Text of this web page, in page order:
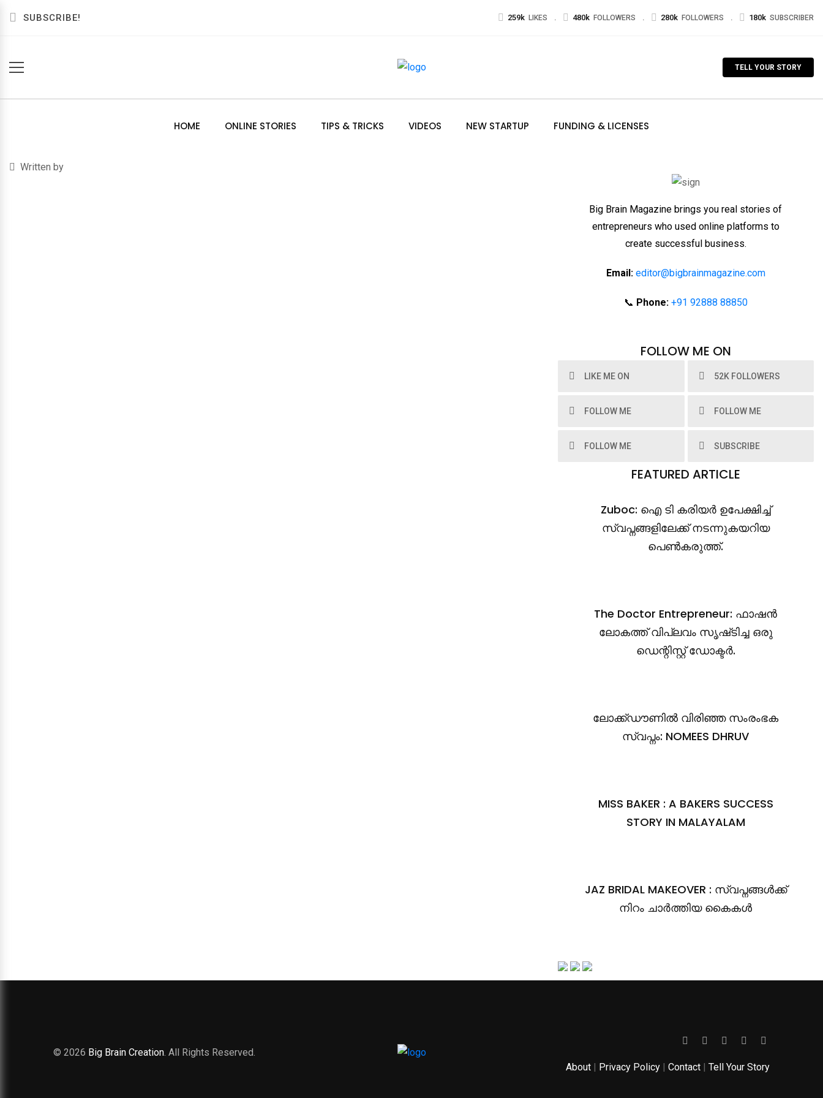
SUBSCRIBE! 259k LIKES 480k FOLLOWERS 280k FOLLOWERS 180k SUBSCRIBER
TELL YOUR STORY
HOME ONLINE STORIES TIPS & TRICKS VIDEOS NEW STARTUP FUNDING & LICENSES
Written by
Big Brain Magazine brings you real stories of
entrepreneurs who used online platforms to
create successful business.
Email: editor@bigbrainmagazine.com
📞 Phone: +91 92888 88850
FOLLOW ME ON
LIKE ME ON 52K FOLLOWERS
FOLLOW ME FOLLOW ME
FOLLOW ME SUBSCRIBE
FEATURED ARTICLE
Zuboc: ഐ ടി കരിയർ ഉപേക്ഷിച്ച്
സ്വപ്നങ്ങളിലേക്ക് നടന്നുകയറിയ
പെൺകരുത്ത്.
The Doctor Entrepreneur: ഫാഷൻ
ലോകത്ത് വിപ്ലവം സൃഷ്‌ടിച്ച ഒരു
ഡെന്റിസ്റ്റ് ഡോക്ടർ.
ലോക്ക്ഡൗണിൽ വിരിഞ്ഞ സംരംഭക
സ്വപ്നം: NOMEES DHRUV
MISS BAKER : A BAKERS SUCCESS
STORY IN MALAYALAM
JAZ BRIDAL MAKEOVER : സ്വപ്നങ്ങൾക്ക്
നിറം ചാർത്തിയ കൈകൾ
© 2026 Big Brain Creation . All Rights Reserved.
About | Privacy Policy | Contact | Tell Your Story